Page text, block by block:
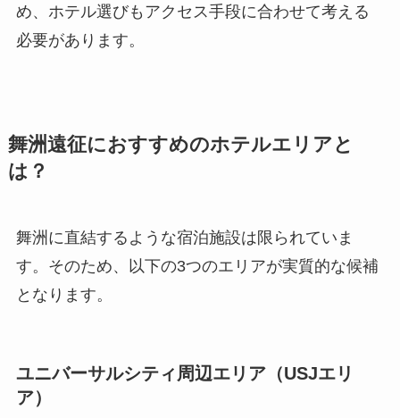
め、ホテル選びもアクセス手段に合わせて考える
必要があります。
舞洲遠征におすすめのホテルエリアと
は？
舞洲に直結するような宿泊施設は限られていま
す。そのため、以下の3つのエリアが実質的な候補
となります。
ユニバーサルシティ周辺エリア（USJエリ
ア）